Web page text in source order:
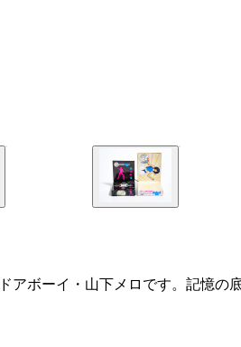
アボーイ・山下メロです。記憶